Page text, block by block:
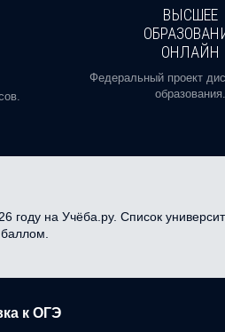
ВЫСШЕЕ
ОНЛАЙН
Федеральный проект
образования.
на Учёба.ру. Список
к ОГЭ